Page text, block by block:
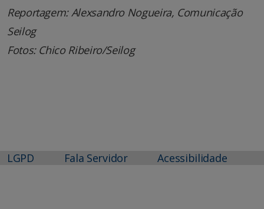
Reportagem: Alexsandro Nogueira, Comunicação
Seilog
Fotos: Chico Ribeiro/Seilog
LGPD Fala Servidor Acessibilidade